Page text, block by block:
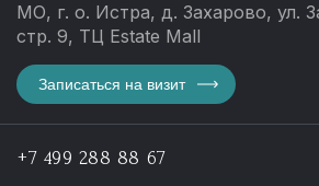
МО, г. о. Истра, д. Захарово, ул.
стр. 9, ТЦ Estate Mall
Записаться на визит
+7 499 288 88 67